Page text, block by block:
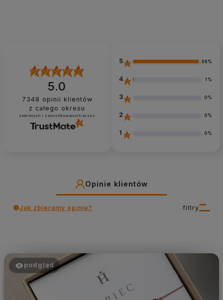
5.0
7348 opinii klientów
z całego okresu
zebranych i zweryfikowanych przez
5 98%
4 1%
3 0%
2 0%
1 0%
Opinie klientów
filtry
Jak zbieramy opinie?
podgląd